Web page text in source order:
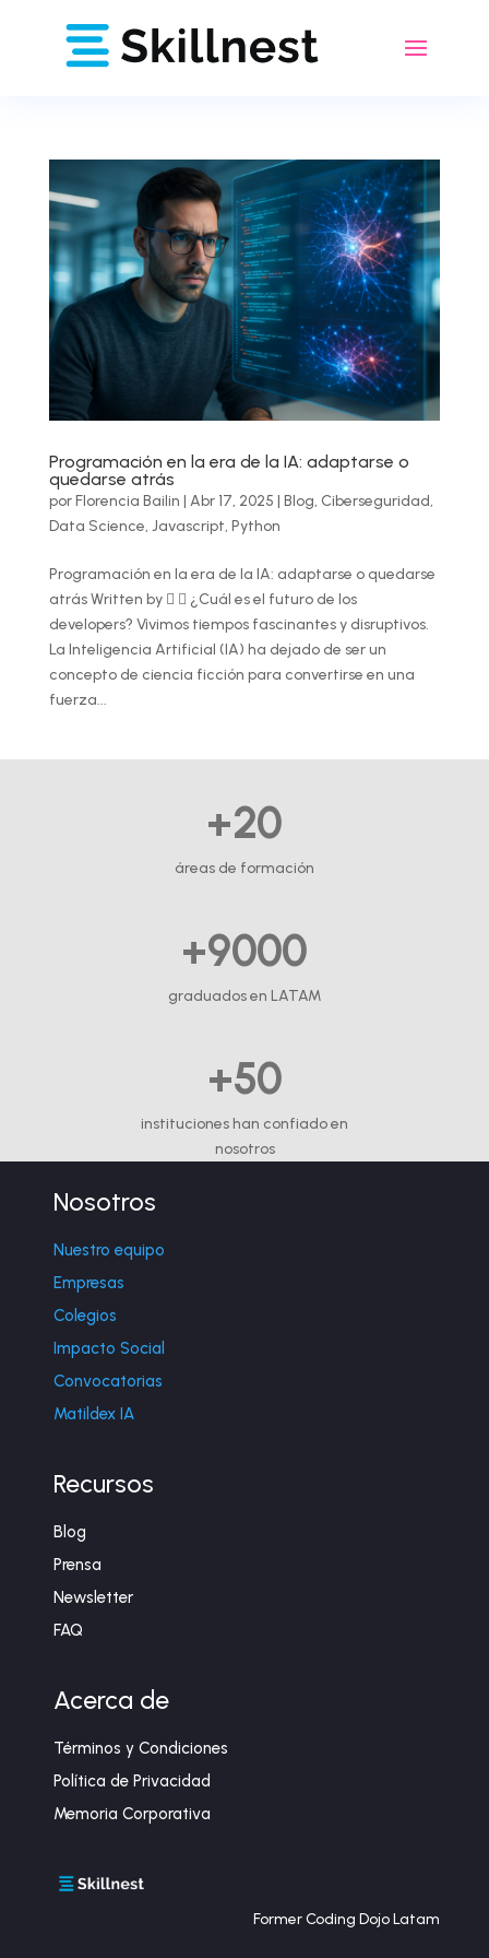
Programación en la era de la IA: adaptarse o
quedarse atrás
porFlorencia Bailin | Abr 17, 2025 | Blog, Ciberseguridad,
Data Science, Javascript, Python
Programación en la era de la IA: adaptarse o quedarse
atrás Written by   ¿Cuál es el futuro de los
developers? Vivimos tiempos fascinantes y disruptivos.
La Inteligencia Artificial (IA) ha dejado de ser un
concepto de ciencia ficción para convertirse en una
fuerza...
+20
áreas de formación
+9000
graduados en LATAM
+50
instituciones han confiado en
nosotros
Nosotros
Nuestro equipo
Empresas
Colegios
Impacto Social
Convocatorias
Matildex IA
Recursos
Blog
Prensa
Newsletter
FAQ
Acerca de
Términos y Condiciones
Política de Privacidad
Memoria Corporativa
Former Coding Dojo Latam